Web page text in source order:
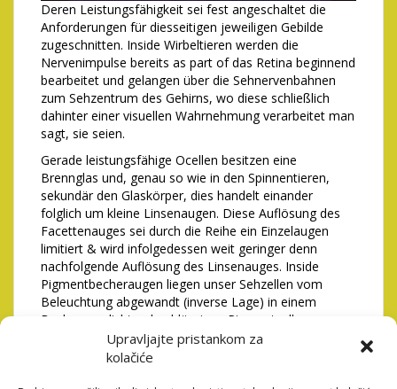
Upravljajte pristankom za
kolačiće
Deren Leistungsfähigkeit sei fest angeschaltet die
Anforderungen für diesseitigen jeweiligen Gebilde
zugeschnitten. Inside Wirbeltieren werden die
Nervenimpulse bereits as part of das Retina beginnend
bearbeitet und gelangen über die Sehnervenbahnen
zum Sehzentrum des Gehirns, wo diese schließlich
dahinter einer visuellen Wahrnehmung verarbeitet man
sagt, sie seien.
Gerade leistungsfähige Ocellen besitzen eine
Brennglas und, genau so wie in den Spinnentieren,
sekundär den Glaskörper, dies handelt einander
folglich um kleine Linsenaugen. Diese Auflösung des
Facettenauges sei durch die Reihe ein Einzelaugen
limitiert & wird infolgedessen weit geringer denn
nachfolgende Auflösung des Linsenauges. Inside
Pigmentbecheraugen liegen unser Sehzellen vom
Beleuchtung abgewandt (inverse Lage) in einem
Becher aus lichtundurchlässigen Pigmentzellen.
Daneben angewandten beschriebenen Augentypen
qua lichtbrechenden Linsen findet man as part of das